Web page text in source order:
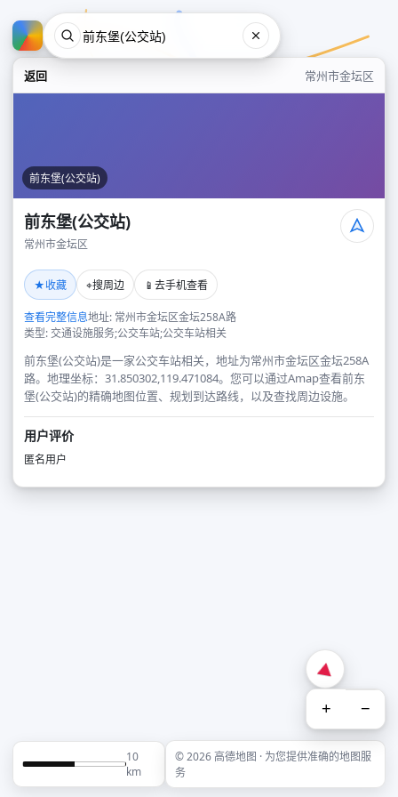
返回 常州市金坛区
前东堡(公交站)
前东堡(公交站)
常州市金坛区
★收藏 ⌖搜周边 📱 去手机查看
查看完整信息地址: 常州市金坛区金坛258A路
类型: 交通设施服务;公交车站;公交车站相关
前东堡(公交站)是一家公交车站相关，地址为常州市金坛区金坛258A
路。地理坐标：31.850302,119.471084。您可以通过Amap查看前东
堡(公交站)的精确地图位置、规划到达路线，以及查找周边设施。
用户评价
匿名用户
+ −
10
km
© 2026 高德地图 · 为您提供准确的地图服
务